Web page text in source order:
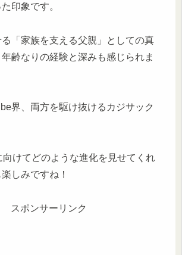
印象です。
「家族を支える父親」としての真
齢なりの経験と深みも感じられま
界、両方を駆け抜けるカジサック
向けてどのような進化を見せてくれ
しみですね！
スポンサーリンク